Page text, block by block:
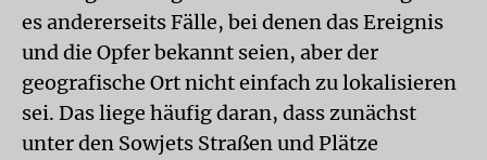
es andererseits Fälle, bei denen das Ereignis
und die Opfer bekannt seien, aber der
geografische Ort nicht einfach zu lokalisieren
sei. Das liege häufig daran, dass zunächst
unter den Sowjets Straßen und Plätze